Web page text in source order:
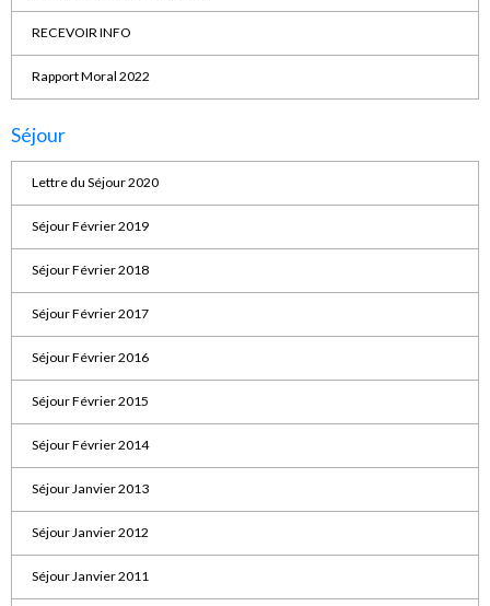
RECEVOIR INFO
Rapport Moral 2022
Séjour
Lettre du Séjour 2020
Séjour Février 2019
Séjour Février 2018
Séjour Février 2017
Séjour Février 2016
Séjour Février 2015
Séjour Février 2014
Séjour Janvier 2013
Séjour Janvier 2012
Séjour Janvier 2011